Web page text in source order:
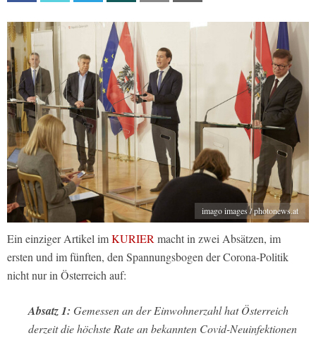
imago images / photonews.at
Ein einziger Artikel imKURIERmacht in zwei Absätzen, im
ersten und im fünften, den Spannungsbogen der Corona-Politik
nicht nur in Österreich auf:
Absatz 1: Gemessen an der Einwohnerzahl hat Österreich
derzeit die höchste Rate an bekannten Covid-Neuinfektionen